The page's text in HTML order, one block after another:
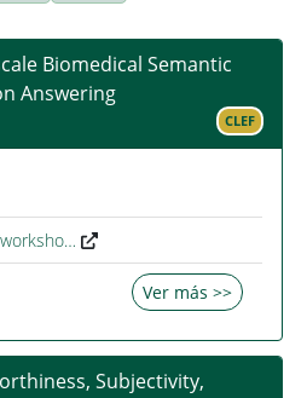
Biomedical Semantic
Answering
CLEF
Ver más >>
Subjectivity,